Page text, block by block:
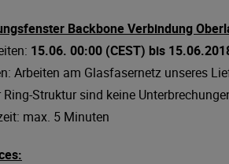
Backbone Verbindung
15.06. 00:00 (CEST) bis
Arbeiten am Glasfasernetz unseres
Struktur sind keine
max. 5 Minuten